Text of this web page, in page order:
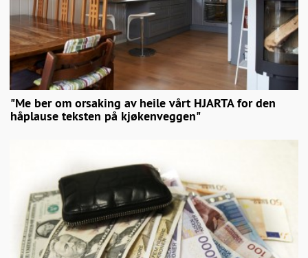
"Me ber om orsaking av heile vårt HJARTA for den
håplause teksten på kjøkenveggen"